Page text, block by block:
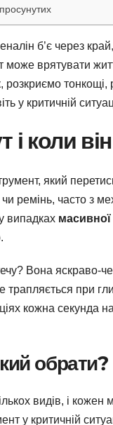
б’є через
може врятувати
у критичній
і коли
який
чи ремінь, часто з
випадках масивної
Вона
при
кожна секунда
обрати?
видів, і
у критичній